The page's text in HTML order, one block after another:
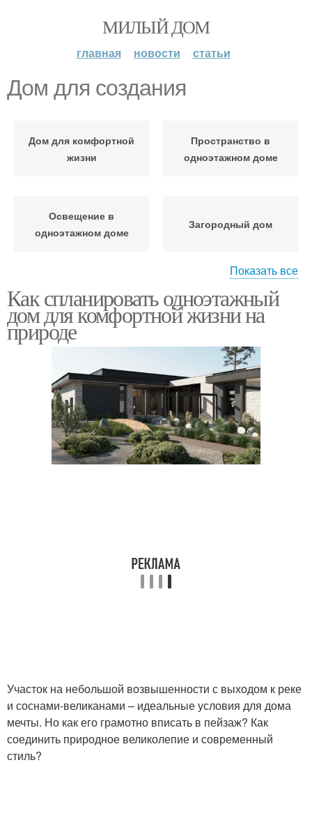
МИЛЫЙ ДОМ
главная новости статьи
Дом для создания
Дом для комфортной
жизни
Пространство в
одноэтажном доме
Освещение в
одноэтажном доме
Загородный дом
комфортности
Показать все
Как спланировать одноэтажный
дом для комфортной жизни на
природе
Участок на небольшой возвышенности с выходом к реке
и соснами-великанами – идеальные условия для дома
мечты. Но как его грамотно вписать в пейзаж? Как
соединить природное великолепие и современный
стиль?